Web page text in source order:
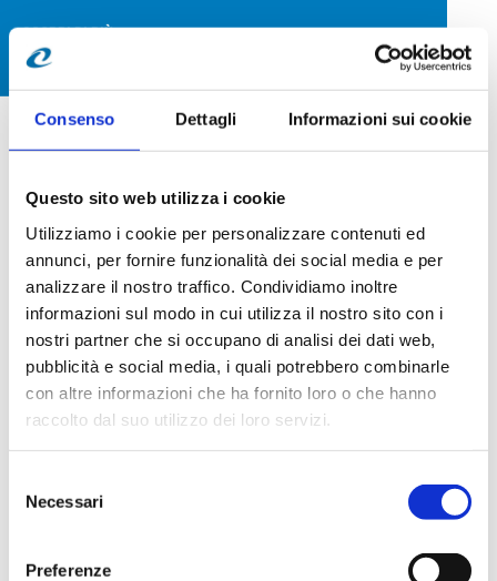
Consenso Dettagli Informazioni sui cookie
Questo sito web utilizza i cookie
Utilizziamo i cookie per personalizzare contenuti ed
annunci, per fornire funzionalità dei social media e per
analizzare il nostro traffico. Condividiamo inoltre
informazioni sul modo in cui utilizza il nostro sito con i
nostri partner che si occupano di analisi dei dati web,
pubblicità e social media, i quali potrebbero combinarle
con altre informazioni che ha fornito loro o che hanno
raccolto dal suo utilizzo dei loro servizi.
delNecessari
Preferenze
DISCOVER
DISCOVER
SCOPRI DI PIÙ